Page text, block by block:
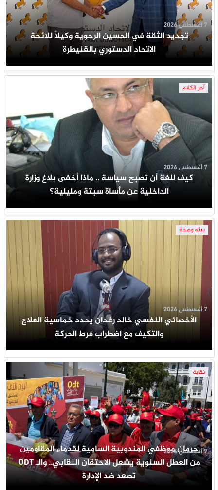
تجديد الثقة في الحسين الرحوية وكيلاً للائحة
الاتحاد الدستوري بالقنيطرة
7 أغسطس 2026
آخر الكلام
كيف للغة أن تصبح سياسة .. ماذا أخفى بلاغ وزارة
الداخلية عن مأساة سبتة ومليلية؟
7 أغسطس 2026
بيئة وصحة
الأخصائي النفسي خالد رغدان يحدد خماسية العلاج
والتكيف مع اضطراب فرط الحركة
7 أغسطس 2026
نقابة
حرمان موظفي المندوبية السامية لقدماء المقاومين
من العطل السنوية يشعل الاحتقان النقابي.. والـ ODT
تصعد ضد الإدارة
7 أغسطس 2026